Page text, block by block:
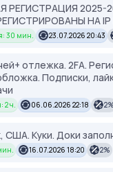
РЕГИСТРАЦИЯ
НА IP
30 мин. 23.07.2026 20:43
отлежка. 2FA.
Подписки,
2 ч. 06.06.2026 22:18 2%
США. Куки. Доки
16.07.2026 18:20 2%